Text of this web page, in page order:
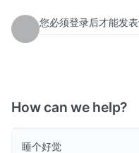
您必须登录后才能发表
How can we help?
睡个好觉